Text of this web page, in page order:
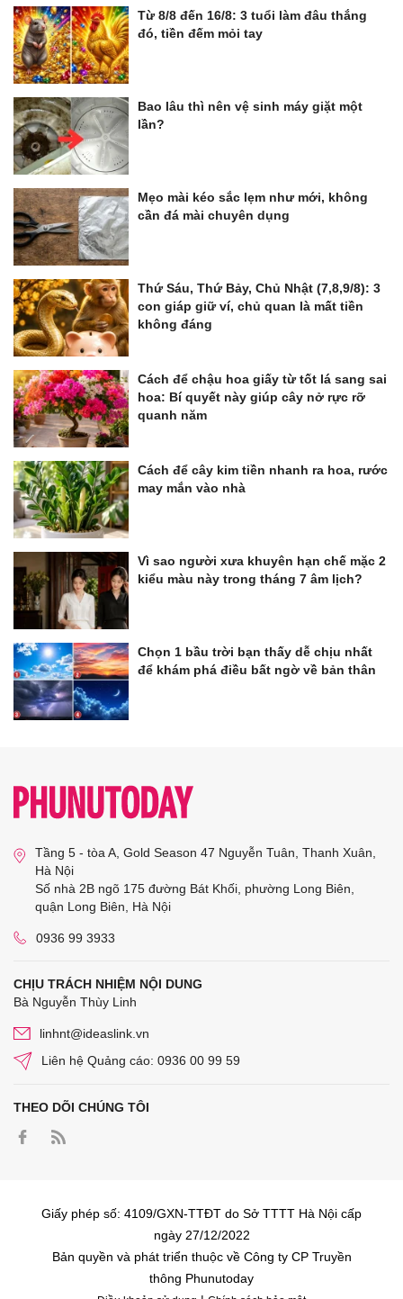
Từ 8/8 đến 16/8: 3 tuổi làm đâu thắng
đó, tiền đếm mỏi tay
Bao lâu thì nên vệ sinh máy giặt một
lần?
Mẹo mài kéo sắc lẹm như mới, không
cần đá mài chuyên dụng
Thứ Sáu, Thứ Bảy, Chủ Nhật (7,8,9/8): 3
con giáp giữ ví, chủ quan là mất tiền
không đáng
Cách để chậu hoa giấy từ tốt lá sang sai
hoa: Bí quyết này giúp cây nở rực rỡ
quanh năm
Cách để cây kim tiền nhanh ra hoa, rước
may mắn vào nhà
Vì sao người xưa khuyên hạn chế mặc 2
kiểu màu này trong tháng 7 âm lịch?
Chọn 1 bầu trời bạn thấy dễ chịu nhất
để khám phá điều bất ngờ về bản thân
Tầng 5 - tòa A, Gold Season 47 Nguyễn Tuân, Thanh Xuân,
Hà Nội
Số nhà 2B ngõ 175 đường Bát Khối, phường Long Biên,
quận Long Biên, Hà Nội
0936 99 3933
CHỊU TRÁCH NHIỆM NỘI DUNG
Bà Nguyễn Thùy Linh
linhnt@ideaslink.vn
Liên hệ Quảng cáo: 0936 00 99 59
THEO DÕI CHÚNG TÔI
Giấy phép số: 4109/GXN-TTĐT do Sở TTTT Hà Nội cấp
ngày 27/12/2022
Bản quyền và phát triển thuộc về Công ty CP Truyền
thông Phunutoday